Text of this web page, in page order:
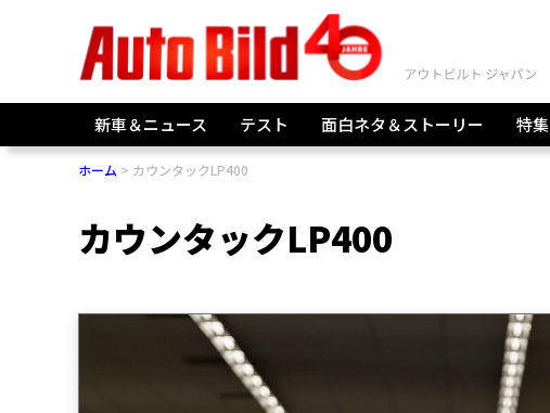
新車＆ニュース テスト 面白ネタ＆ストーリー 特集
ホーム カウンタックLP400
カウンタックLP400